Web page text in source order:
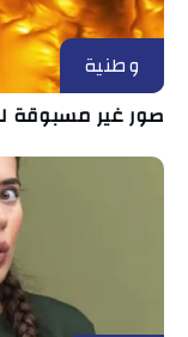
وطنية
صور غير مسبوقة